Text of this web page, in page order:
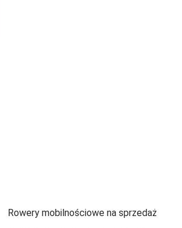
Rowery mobilnościowe na sprzedaż